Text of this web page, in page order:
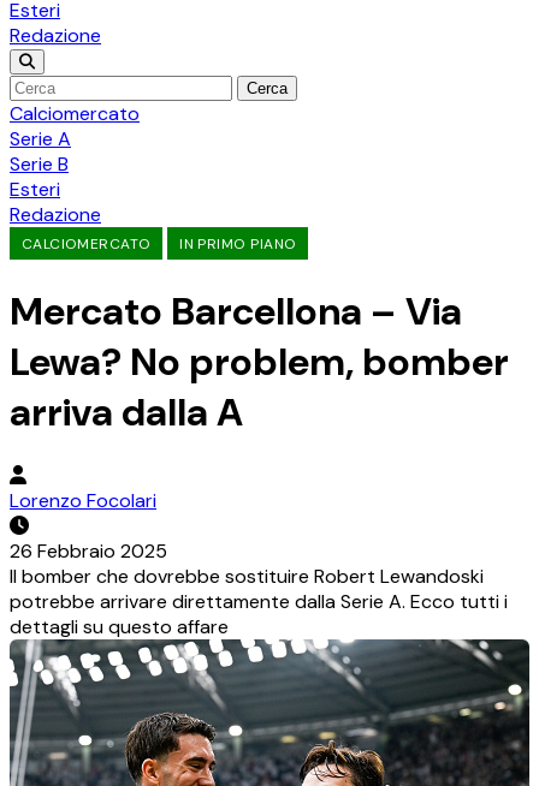
Esteri
Redazione
Cerca
Calciomercato
Serie A
Serie B
Esteri
Redazione
CALCIOMERCATO IN PRIMO PIANO
Mercato Barcellona – Via
Lewa? No problem, bomber
arriva dalla A
Lorenzo Focolari
26 Febbraio 2025
Il bomber che dovrebbe sostituire Robert Lewandoski
potrebbe arrivare direttamente dalla Serie A. Ecco tutti i
dettagli su questo affare